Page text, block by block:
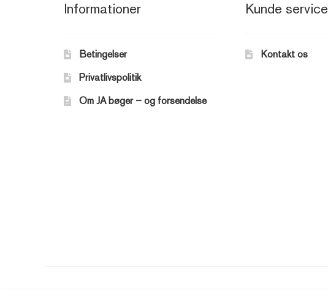
Informationer
Betingelser
Privatlivspolitik
Om JA bøger – og forsendelse
Kunde service
Kontakt os